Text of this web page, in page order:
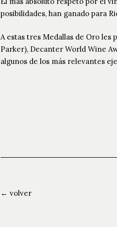
posibilidades, han ganado para
A estas tres Medallas de Oro
Parker), Decanter World Wine
algunos de los más relevantes
← volver